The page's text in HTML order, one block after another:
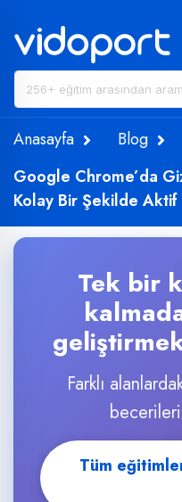
Anasayfa
Blog
Google Chrome’da
Kolay Bir Şekilde
Tek bir
Farklı
Tüm